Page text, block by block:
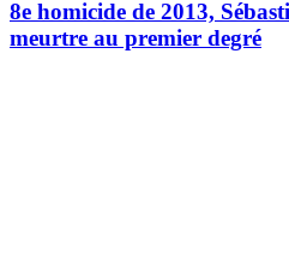
8e homicide de 2013,
meurtre au premier degré